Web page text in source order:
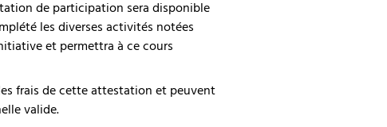
de participation sera disponible
les diverses activités notées
et permettra à ce cours
frais de cette attestation et peuvent
valide.